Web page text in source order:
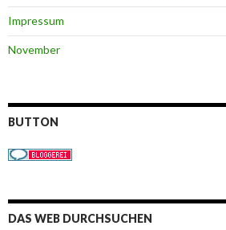
Impressum
November
BUTTON
DAS WEB DURCHSUCHEN